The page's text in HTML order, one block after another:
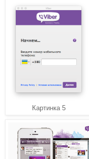
Картинка 5